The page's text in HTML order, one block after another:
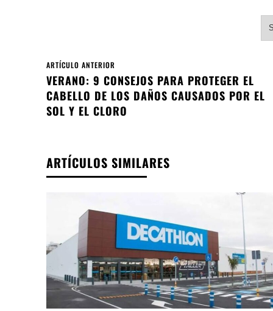
ARTÍCULO ANTERIOR
VERANO: 9 CONSEJOS PARA PROTEGER EL
CABELLO DE LOS DAÑOS CAUSADOS POR EL
SOL Y EL CLORO
ARTÍCULOS SIMILARES